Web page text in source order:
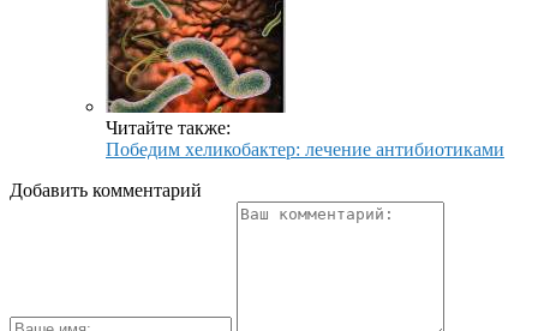
Читайте также:
Победим хеликобактер: лечение антибиотиками
Добавить комментарий